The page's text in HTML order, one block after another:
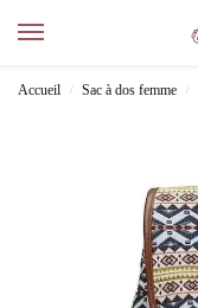
Accueil / Sac à dos femme /